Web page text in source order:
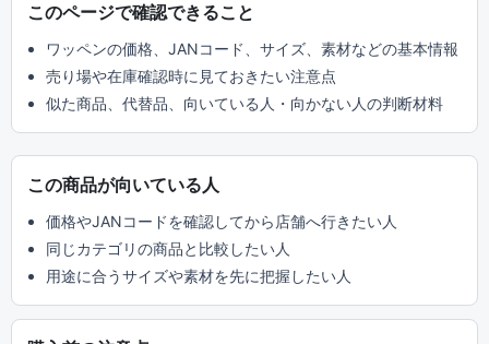
このページで確認できること
ワッペンの価格、JANコード、サイズ、素材などの基本情報
売り場や在庫確認時に見ておきたい注意点
似た商品、代替品、向いている人・向かない人の判断材料
この商品が向いている人
価格やJANコードを確認してから店舗へ行きたい人
同じカテゴリの商品と比較したい人
用途に合うサイズや素材を先に把握したい人